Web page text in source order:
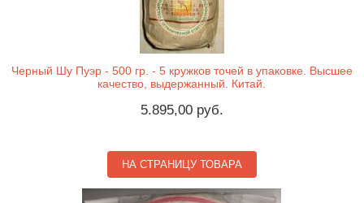
Черный Шу Пуэр - 500 гр. - 5 кружков точей в упаковке. Высшее
качество, выдержанный. Китай.
5.895,00 руб.
НА СТРАНИЦУ ТОВАРА